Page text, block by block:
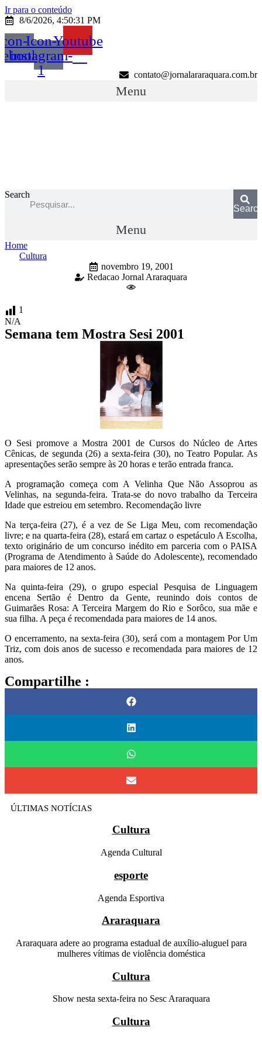
Ir para o conteúdo
8/6/2026, 4:50:31 PM
Icon-
instagram-
1
Youtube
contato@jornalararaquara.com.br
Menu
Search
Menu
Home
Cultura
novembro 19, 2001
Redacao Jornal Araraquara
1
N/A
Semana tem Mostra Sesi 2001
O Sesi promove a Mostra 2001 de Cursos do Núcleo de Artes
Cênicas, de segunda (26) a sexta-feira (30), no Teatro Popular. As
apresentações serão sempre às 20 horas e terão entrada franca.
A programação começa com A Velinha Que Não Assoprou as
Velinhas, na segunda-feira. Trata-se do novo trabalho da Terceira
Idade que estreiou em setembro. Recomendação livre
Na terça-feira (27), é a vez de Se Liga Meu, com recomendação
livre; e na quarta-feira (28), estará em cartaz o espetáculo A Escolha,
texto originário de um concurso inédito em parceria com o PAISA
(Programa de Atendimento à Saúde do Adolescente), recomendado
para maiores de 12 anos.
Na quinta-feira (29), o grupo especial Pesquisa de Linguagem
encena Sertão é Dentro da Gente, reunindo dois contos de
Guimarães Rosa: A Terceira Margem do Rio e Sorôco, sua mãe e
sua filha. A peça é recomendada para maiores de 14 anos.
O encerramento, na sexta-feira (30), será com a montagem Por Um
Triz, com dois anos de sucesso e recomendada para maiores de 12
anos.
Compartilhe :
ÚLTIMAS NOTÍCIAS
Cultura
Agenda Cultural
esporte
Agenda Esportiva
Araraquara
Araraquara adere ao programa estadual de auxílio-aluguel para
mulheres vítimas de violência doméstica
Cultura
Show nesta sexta-feira no Sesc Araraquara
Cultura